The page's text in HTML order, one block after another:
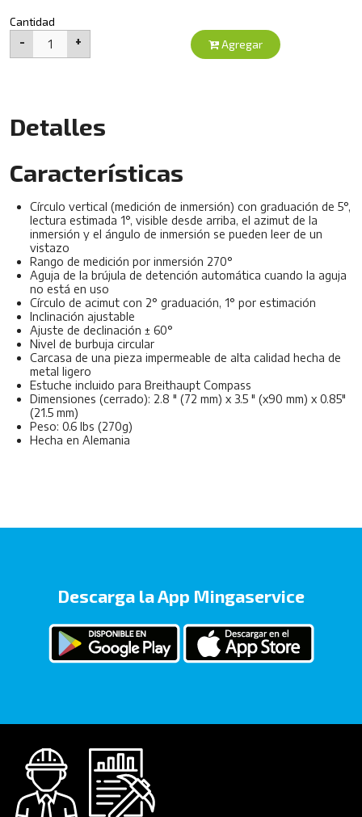
Cantidad
1
+
- Agregar
Detalles
Características
Círculo vertical (medición de inmersión) con graduación de 5°,
lectura estimada 1°, visible desde arriba, el azimut de la
inmersión y el ángulo de inmersión se pueden leer de un
vistazo
Rango de medición por inmersión 270°
Aguja de la brújula de detención automática cuando la aguja
no está en uso
Círculo de acimut con 2° graduación, 1° por estimación
Inclinación ajustable
Ajuste de declinación ± 60°
Nivel de burbuja circular
Carcasa de una pieza impermeable de alta calidad hecha de
metal ligero
Estuche incluido para Breithaupt Compass
Dimensiones (cerrado): 2.8 ″ (72 mm) x 3.5 ″ (x90 mm) x 0.85″
(21.5 mm)
Peso: 0.6 lbs (270g)
Hecha en Alemania
Descarga la App Mingaservice